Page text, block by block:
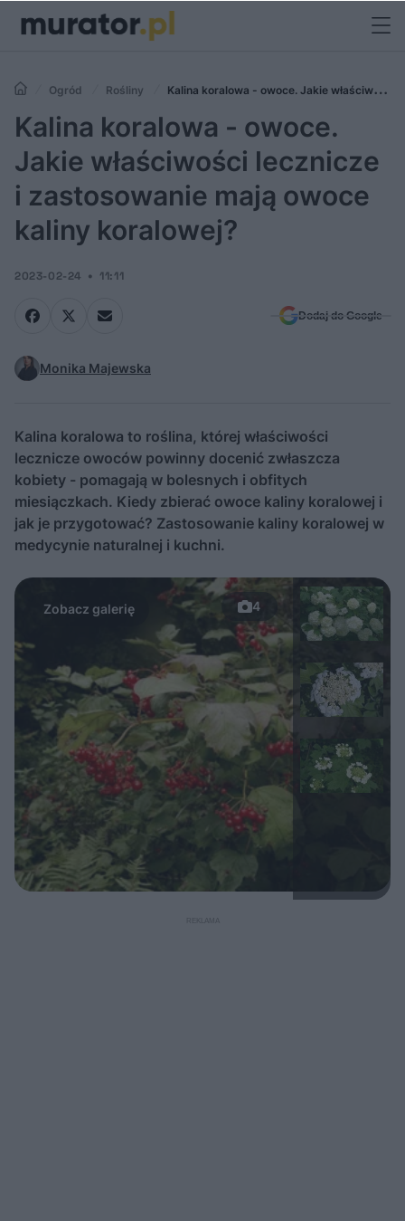
Ogród Rośliny
Kalina koralowa - owoce. Jakie właściwości
lecznicze i zastosowanie mają owoce kaliny koralowej?
Kalina koralowa - owoce.
Jakie właściwości lecznicze
i zastosowanie mają owoce
kaliny koralowej?
2023-02-24 11:11
Dodaj do Google
Monika Majewska
Kalina koralowa to roślina, której właściwości
lecznicze owoców powinny docenić zwłaszcza
kobiety - pomagają w bolesnych i obfitych
miesiączkach. Kiedy zbierać owoce kaliny koralowej i
jak je przygotować? Zastosowanie kaliny koralowej w
medycynie naturalnej i kuchni.
4